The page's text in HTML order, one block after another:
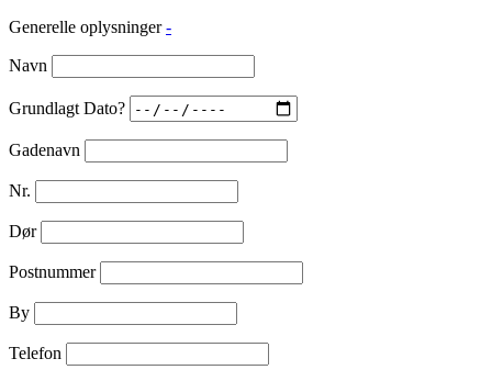
Generelle oplysninger -
Navn
Grundlagt Dato?
Gadenavn
Nr.
Dør
Postnummer
By
Telefon